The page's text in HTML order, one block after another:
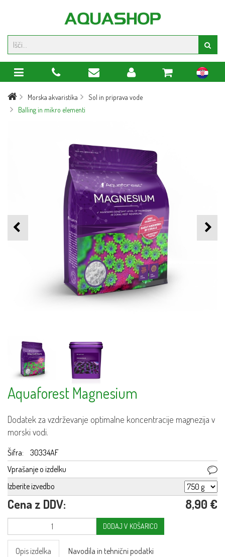
hr
Morska akvaristika
Sol in priprava vode
Balling in mikro elementi
Aquaforest Magnesium
Dodatek za vzdrževanje optimalne koncentracije magnezija v
morski vodi.
Šifra:
30334AF
Vprašanje o izdelku
Izberite izvedbo
Cena z DDV: 8,90 €
DODAJ V KOŠARICO
Opis izdelka Navodila in tehnični podatki